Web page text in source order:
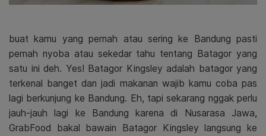
buat kamu yang pernah atau sering ke Bandung pasti
pernah nyoba atau sekedar tahu tentang Batagor yang
satu ini deh. Yes! Batagor Kingsley adalah batagor yang
terkenal banget dan jadi makanan wajib kamu coba pas
lagi berkunjung ke Bandung. Eh, tapi sekarang nggak perlu
jauh-jauh lagi ke Bandung karena di Nusarasa Jawa,
GrabFood bakal bawain Batagor Kingsley langsung ke